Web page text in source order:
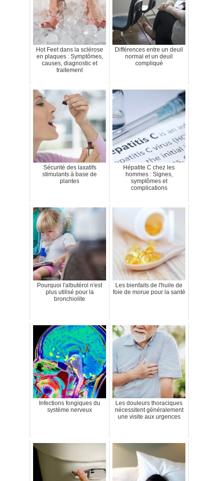
Hot Feet dans la sclérose
en plaques : Symptômes,
causes, diagnostic et
traitement
Différences entre un deuil
normal et un deuil
compliqué
Sécurité des laxatifs
stimulants à base de
plantes
Hépatite C chez les
hommes : Signes,
symptômes et
complications
Pourquoi l'albutérol n'est
plus utilisé pour la
bronchiolite
Les bienfaits de l'huile de
foie de morue pour la santé
Infections fongiques du
système nerveux
Les douleurs thoraciques
nécessitent généralement
une visite aux urgences